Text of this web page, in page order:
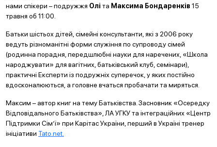
нами спікери – подружжя Олі та Максима Бондаренків 15
травня об 11:00.
Батьки шістьох дітей, сімейні консультанти, які з 2006 року
ведуть різноманітні форми служіння по супроводу сімей
(родинна порадня, передшлюбні науки для наречених, «Школа
народжувати» для вагітних, батьківський клуб, семінари),
практичні Експерти із подружніх суперечок, у яких постійно
вдосконалюються, а головне вчаться пробачати та миряться.
Максим – автор книг на тему Батьківства. Засновник «Осередку
Відповідального Батьківства», ЛА УГКУ та інтеграційних «Центр
Підтримки Сім’ї» при Карітас України, перший в Україні тренер
ініціативи Tato.net.